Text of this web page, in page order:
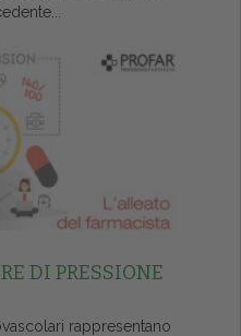
DI PRESSIONE
rappresentano